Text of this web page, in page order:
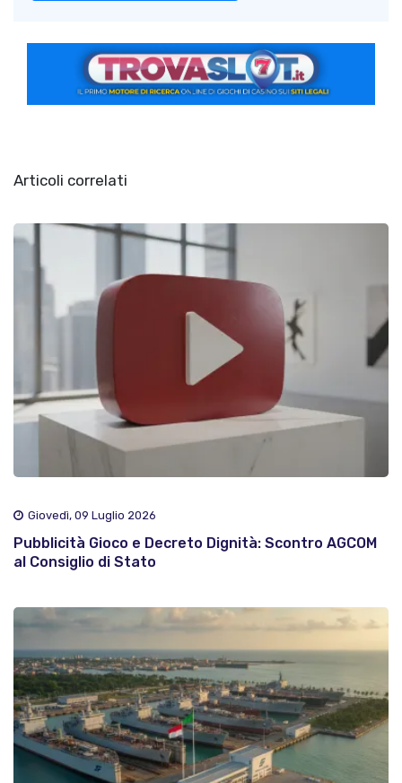
Articoli correlati
Giovedì, 09 Luglio 2026
Pubblicità Gioco e Decreto Dignità: Scontro AGCOM
al Consiglio di Stato